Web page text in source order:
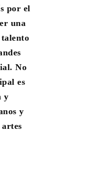
por el
una
No
es
y
y